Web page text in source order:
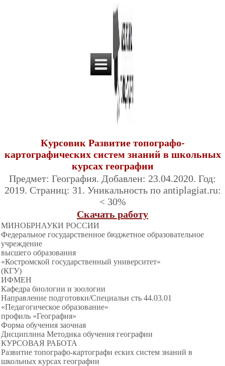
Курсовик Развитие топографо-
картографических систем знаний в школьных
курсах географии
Предмет: География. Добавлен: 23.04.2020. Год:
2019. Страниц: 31. Уникальность по antiplagiat.ru:
< 30%
Скачать работу
МИНОБРНАУКИ РОССИИ
Федеральное государственное бюджетное образовательное
учреждение
высшего образования
«Костромской государственный университет»
(КГУ)
ИФМЕН
Кафедра биологии и зоологии
Направление подготовки/Специальн сть 44.03.01
«Педагогическое образование»
профиль «География»
Форма обучения заочная
Дисциплина Методика обучения географии
КУРСОВАЯ РАБОТА
Развитие топографо-картографи еских систем знаний в
школьных курсах географии